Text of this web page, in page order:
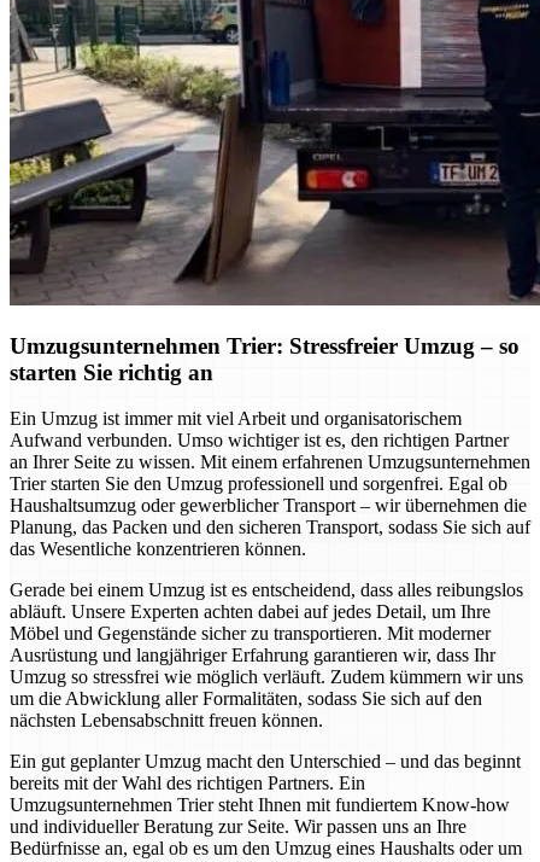
Umzugsunternehmen Trier: Stressfreier Umzug – so
starten Sie richtig an
Ein Umzug ist immer mit viel Arbeit und organisatorischem
Aufwand verbunden. Umso wichtiger ist es, den richtigen Partner
an Ihrer Seite zu wissen. Mit einem erfahrenen Umzugsunternehmen
Trier starten Sie den Umzug professionell und sorgenfrei. Egal ob
Haushaltsumzug oder gewerblicher Transport – wir übernehmen die
Planung, das Packen und den sicheren Transport, sodass Sie sich auf
das Wesentliche konzentrieren können.
Gerade bei einem Umzug ist es entscheidend, dass alles reibungslos
abläuft. Unsere Experten achten dabei auf jedes Detail, um Ihre
Möbel und Gegenstände sicher zu transportieren. Mit moderner
Ausrüstung und langjähriger Erfahrung garantieren wir, dass Ihr
Umzug so stressfrei wie möglich verläuft. Zudem kümmern wir uns
um die Abwicklung aller Formalitäten, sodass Sie sich auf den
nächsten Lebensabschnitt freuen können.
Ein gut geplanter Umzug macht den Unterschied – und das beginnt
bereits mit der Wahl des richtigen Partners. Ein
Umzugsunternehmen Trier steht Ihnen mit fundiertem Know-how
und individueller Beratung zur Seite. Wir passen uns an Ihre
Bedürfnisse an, egal ob es um den Umzug eines Haushalts oder um